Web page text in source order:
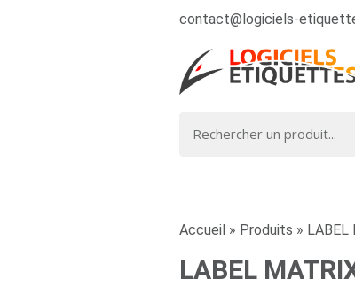
contact@logiciels-
Accueil » Produits »
LABEL